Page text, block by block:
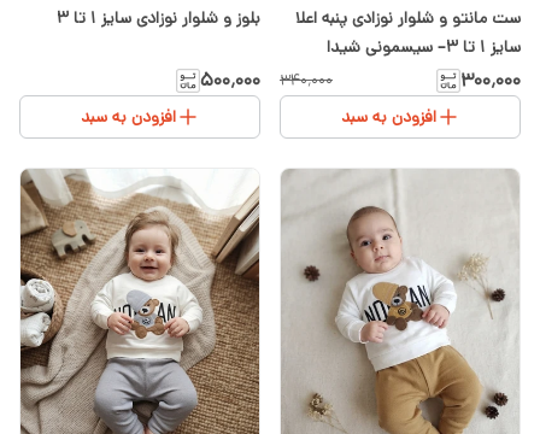
ست مانتو و شلوار نوزادی پنبه اعلا
سایز ۱ تا ۳– سیسمونی شیدا
۳۰۰٬۰۰۰ ۳۴۰٬۰۰۰
افزودن به سبد
بلوز و شلوار نوزادی سایز ۱ تا ۳
۵۰۰٬۰۰۰
افزودن به سبد